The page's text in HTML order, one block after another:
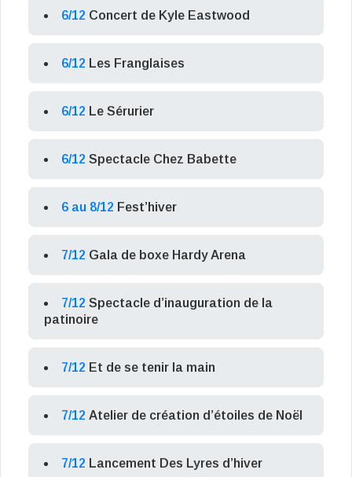
6/12 Concert de Kyle Eastwood
6/12 Les Franglaises
6/12 Le Sérurier
6/12 Spectacle Chez Babette
6 au 8/12 Fest’hiver
7/12 Gala de boxe Hardy Arena
7/12 Spectacle d’inauguration de la
patinoire
7/12 Et de se tenir la main
7/12 Atelier de création d’étoiles de Noël
7/12 Lancement Des Lyres d’hiver